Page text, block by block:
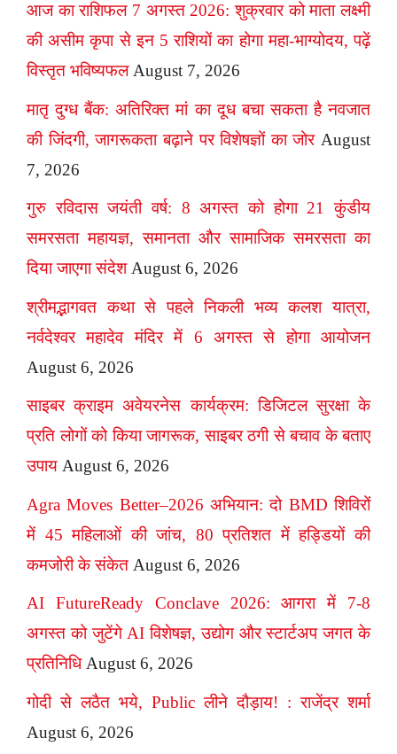
आज का राशिफल 7 अगस्त 2026: शुक्रवार को माता लक्ष्मी
की असीम कृपा से इन 5 राशियों का होगा महा-भाग्योदय, पढ़ें
विस्तृत भविष्यफल August 7, 2026
मातृ दुग्ध बैंक: अतिरिक्त मां का दूध बचा सकता है नवजात
की जिंदगी, जागरूकता बढ़ाने पर विशेषज्ञों का जोर August
7, 2026
गुरु रविदास जयंती वर्ष: 8 अगस्त को होगा 21 कुंडीय
समरसता महायज्ञ, समानता और सामाजिक समरसता का
दिया जाएगा संदेश August 6, 2026
श्रीमद्भागवत कथा से पहले निकली भव्य कलश यात्रा,
नर्वदेश्वर महादेव मंदिर में 6 अगस्त से होगा आयोजन
August 6, 2026
साइबर क्राइम अवेयरनेस कार्यक्रम: डिजिटल सुरक्षा के
प्रति लोगों को किया जागरूक, साइबर ठगी से बचाव के बताए
उपाय August 6, 2026
Agra Moves Better–2026 अभियान: दो BMD शिविरों
में 45 महिलाओं की जांच, 80 प्रतिशत में हड्डियों की
कमजोरी के संकेत August 6, 2026
AI FutureReady Conclave 2026: आगरा में 7-8
अगस्त को जुटेंगे AI विशेषज्ञ, उद्योग और स्टार्टअप जगत के
प्रतिनिधि August 6, 2026
गोदी से लठैत भये, Public लीने दौड़ाय! : राजेंद्र शर्मा
August 6, 2026